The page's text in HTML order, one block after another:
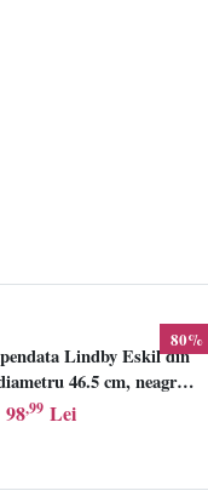
80%
Lindby Eskil din
46.5 cm, neagra,
E27
98,99 Lei